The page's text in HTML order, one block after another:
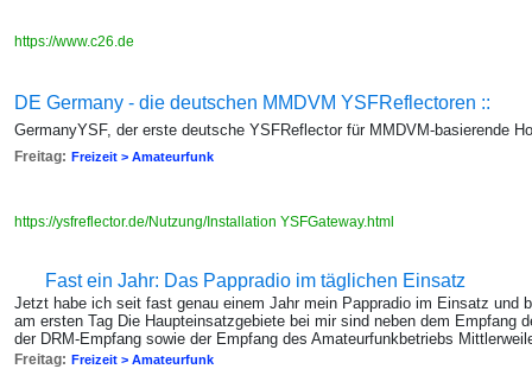
https://www.c26.de
DE Germany - die deutschen MMDVM YSFReflectoren ::
GermanyYSF, der erste deutsche YSFReflector für MMDVM-basierende
Freitag: Freizeit > Amateurfunk
https://ysfreflector.de/Nutzung/Installation YSFGateway.html
Fast ein Jahr: Das Pappradio im täglichen Einsatz
Jetzt habe ich seit fast genau einem Jahr mein Pappradio im Einsatz und
am ersten Tag Die Haupteinsatzgebiete bei mir sind neben dem Empfang
der DRM-Empfang sowie der Empfang des Amateurfunkbetriebs
Freitag: Freizeit > Amateurfunk